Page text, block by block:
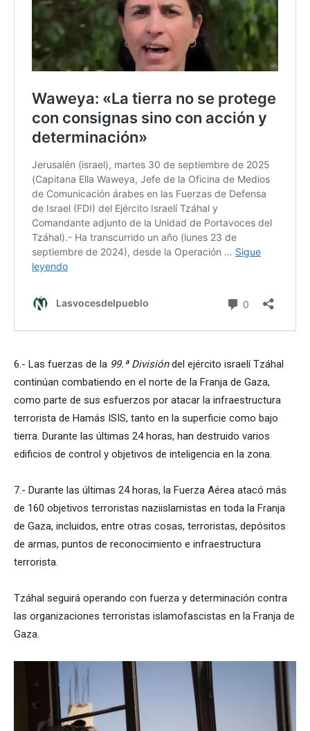
6.- Las fuerzas de la 99.ª Divisióndel ejército israelí Tzáhal
continúan combatiendo en el norte de la Franja de Gaza,
como parte de sus esfuerzos por atacar la infraestructura
terrorista de Hamás ISIS, tanto en la superficie como bajo
tierra. Durante las últimas 24 horas, han destruido varios
edificios de control y objetivos de inteligencia en la zona.
7.- Durante las últimas 24 horas, la Fuerza Aérea atacó más
de 160 objetivos terroristas naziislamistas en toda la Franja
de Gaza, incluidos, entre otras cosas, terroristas, depósitos
de armas, puntos de reconocimiento e infraestructura
terrorista.
Tzáhal seguirá operando con fuerza y ​​determinación contra
las organizaciones terroristas islamofascistas en la Franja de
Gaza.